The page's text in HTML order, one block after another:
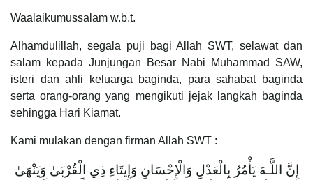
Waalaikumussalam w.b.t.
Alhamdulillah, segala puji bagi Allah SWT, selawat dan
salam kepada Junjungan Besar Nabi Muhammad SAW,
isteri dan ahli keluarga baginda, para sahabat baginda
serta orang-orang yang mengikuti jejak langkah baginda
sehingga Hari Kiamat.
Kami mulakan dengan firman Allah SWT :
إِنَّ اللَّـهَ يَأْمُرُ بِالْعَدْلِ وَالْإِحْسَانِ وَإِيتَاءِ ذِي الْقُرْبَىٰ وَيَنْهَىٰ